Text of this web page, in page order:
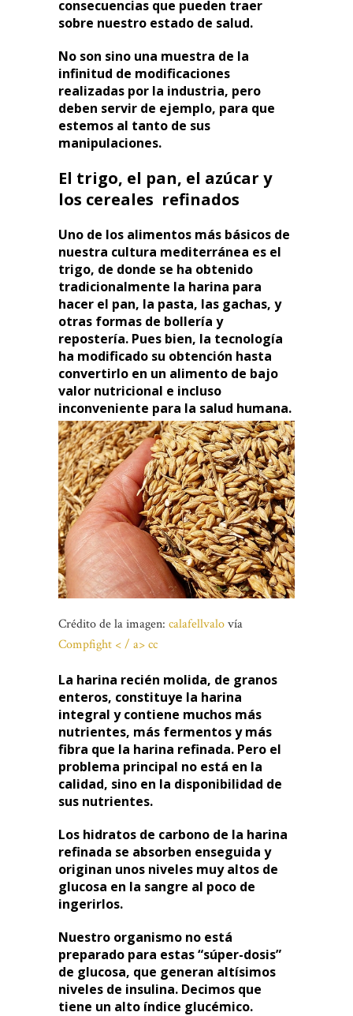
consecuencias que pueden traer
sobre nuestro estado de salud.
No son sino una muestra de la
infinitud de modificaciones
realizadas por la industria, pero
deben servir de ejemplo, para que
estemos al tanto de sus
manipulaciones.
El trigo, el pan, el azúcar y
los cereales refinados
Uno de los alimentos más básicos de
nuestra cultura mediterránea es el
trigo, de donde se ha obtenido
tradicionalmente la harina para
hacer el pan, la pasta, las gachas, y
otras formas de bollería y
repostería. Pues bien, la tecnología
ha modificado su obtención hasta
convertirlo en un alimento de bajo
valor nutricional e incluso
inconveniente para la salud humana.
Crédito de la imagen: calafellvalovía
Compfight < / a>cc
La harina recién molida, de granos
enteros, constituye la harina
integral y contiene muchos más
nutrientes, más fermentos y más
fibra que la harina refinada. Pero el
problema principal no está en la
calidad, sino en la disponibilidad de
sus nutrientes.
Los hidratos de carbono de la harina
refinada se absorben enseguida y
originan unos niveles muy altos de
glucosa en la sangre al poco de
ingerirlos.
Nuestro organismo no está
preparado para estas “súper-dosis”
de glucosa, que generan altísimos
niveles de insulina. Decimos que
tiene un alto índice glucémico.